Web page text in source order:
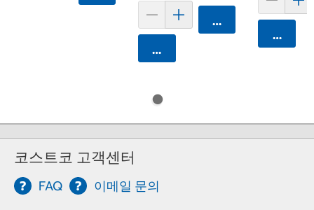
카트에 담기
카트에 담기
카트에
코스트코 고객센터
FAQ 이메일 문의